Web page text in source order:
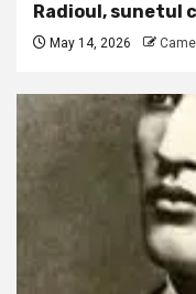
Radioul, sunetul
May 14, 2026